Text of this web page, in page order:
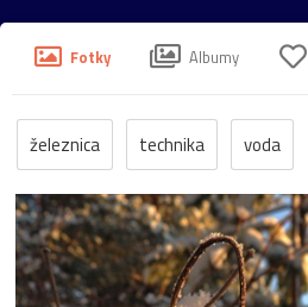
Fotky Albumy
železnica technika voda
architektúra blesk energia
kostol makro slnko